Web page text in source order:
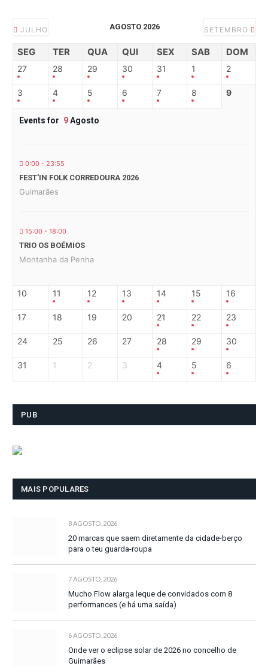
JULHO AGOSTO 2026 SETEMBRO
SEG TER QUA QUI SEX SAB DOM
27 28 29 30 31 1 2
3 4 5 6 7 8 9
Events for 9Agosto
0:00 - 23:55
FEST’IN FOLK CORREDOURA 2026
Guimarães
15:00 - 18:00
TRIO OS BOÉMIOS
Montanha da Penha
10 11 12 13 14 15 16
17 18 19 20 21 22 23
24 25 26 27 28 29 30
31 1 2 3 4 5 6
PUB
MAIS POPULARES
8 AGOSTO, 2026
20 marcas que saem diretamente da cidade-berço
para o teu guarda-roupa
7 AGOSTO, 2026
Mucho Flow alarga leque de convidados com 8
performances (e há uma saída)
6 AGOSTO, 2026
Onde ver o eclipse solar de 2026 no concelho de
Guimarães